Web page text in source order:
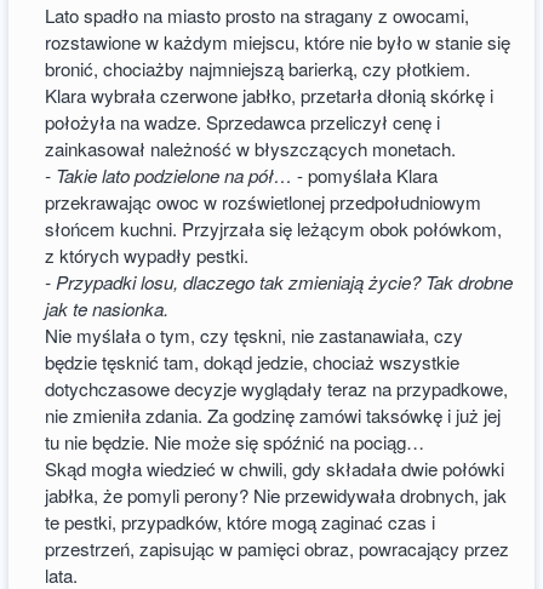
Lato spadło na miasto prosto na stragany z owocami,
rozstawione w każdym miejscu, które nie było w stanie się
bronić, chociażby najmniejszą barierką, czy płotkiem.
Klara wybrała czerwone jabłko, przetarła dłonią skórkę i
położyła na wadze. Sprzedawca przeliczył cenę i
zainkasował należność w błyszczących monetach.
- Takie lato podzielone na pół…- pomyślała Klara
przekrawając owoc w rozświetlonej przedpołudniowym
słońcem kuchni. Przyjrzała się leżącym obok połówkom,
z których wypadły pestki.
- Przypadki losu, dlaczego tak zmieniają życie? Tak drobne
jak te nasionka.
Nie myślała o tym, czy tęskni, nie zastanawiała, czy
będzie tęsknić tam, dokąd jedzie, chociaż wszystkie
dotychczasowe decyzje wyglądały teraz na przypadkowe,
nie zmieniła zdania. Za godzinę zamówi taksówkę i już jej
tu nie będzie. Nie może się spóźnić na pociąg…
Skąd mogła wiedzieć w chwili, gdy składała dwie połówki
jabłka, że pomyli perony? Nie przewidywała drobnych, jak
te pestki, przypadków, które mogą zaginać czas i
przestrzeń, zapisując w pamięci obraz, powracający przez
lata.